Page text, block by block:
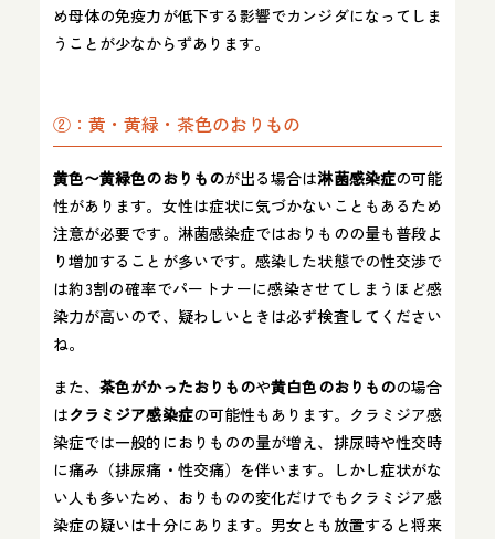
め母体の免疫力が低下する影響でカンジダになってしま
うことが少なからずあります。
②：黄・黄緑・茶色のおりもの
黄色〜黄緑色のおりものが出る場合は淋菌感染症の可能
性があります。女性は症状に気づかないこともあるため
注意が必要です。淋菌感染症ではおりものの量も普段よ
り増加することが多いです。感染した状態での性交渉で
は約3割の確率でパートナーに感染させてしまうほど感
染力が高いので、疑わしいときは必ず検査してください
ね。
また、茶色がかったおりものや黄白色のおりものの場合
はクラミジア感染症の可能性もあります。クラミジア感
染症では一般的におりものの量が増え、排尿時や性交時
に痛み（排尿痛・性交痛）を伴います。しかし症状がな
い人も多いため、おりものの変化だけでもクラミジア感
染症の疑いは十分にあります。男女とも放置すると将来